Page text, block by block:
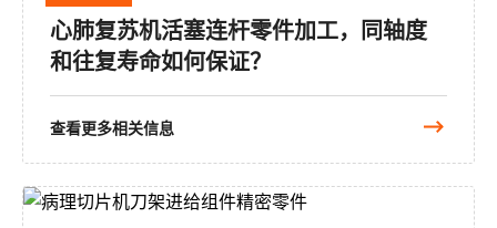
心肺复苏机活塞连杆零件加工，同轴度
和往复寿命如何保证？
查看更多相关信息